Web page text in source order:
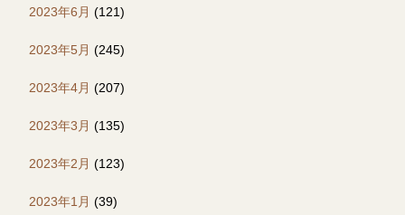
2023年6月 (121)
2023年5月 (245)
2023年4月 (207)
2023年3月 (135)
2023年2月 (123)
2023年1月 (39)